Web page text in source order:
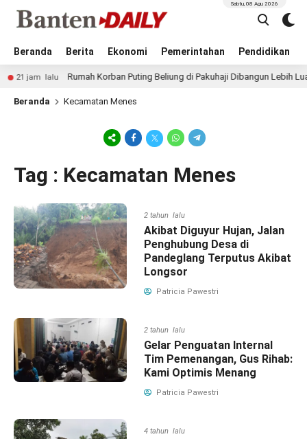
Beranda Berita Ekonomi Pemerintahan Pendidikan
Sabtu, 08 Agu 2026
jam lalu Rumah Korban Puting Beliung di Pakuhaji Dibangun Lebih Luas,
Beranda Kecamatan Menes
Tag : Kecamatan Menes
2 tahun lalu
Akibat Diguyur Hujan, Jalan
Penghubung Desa di
Pandeglang Terputus Akibat
Longsor
Patricia Pawestri
2 tahun lalu
Gelar Penguatan Internal
Tim Pemenangan, Gus Rihab:
Kami Optimis Menang
Patricia Pawestri
4 tahun lalu